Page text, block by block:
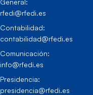
rfedi@rfedi.es
Contabilidad:
contabilidad@rfedi.es
Comunicación:
info@rfedi.es
Presidencia:
presidencia@rfedi.es